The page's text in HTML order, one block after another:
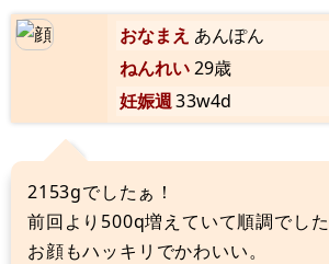
おなまえ あんぽん
ねんれい29歳
妊娠週33w4d
2153gでしたぁ！
前回より500q増えていて順調でした
お顔もハッキリでかわいい。